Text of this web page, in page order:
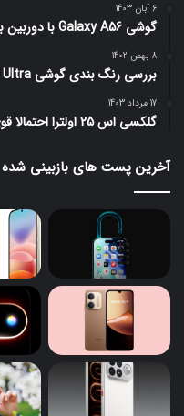
6 آبان 1403
گوشی Galaxy A56 با دوربین بهتر همراه است
8 بهمن 1402
بررسی رنگ بندی گوشی Galaxy S24 Ultra؛ کدام رنگ را بخریم
17 مرداد 1403
گلکسی اس 25 اولترا احتمالا قوی تر از آیفون 16 پرو است
آخرین پست های بازبینی شده